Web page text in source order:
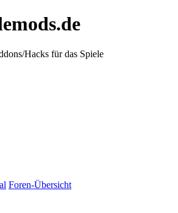
Hacks für das Spiele
Foren-Übersicht